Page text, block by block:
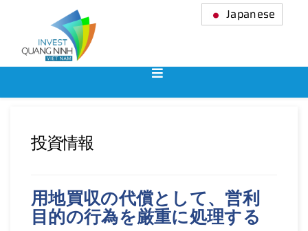
Japanese
投資情報
用地買収の代償として、営利
目的の行為を厳重に処理する